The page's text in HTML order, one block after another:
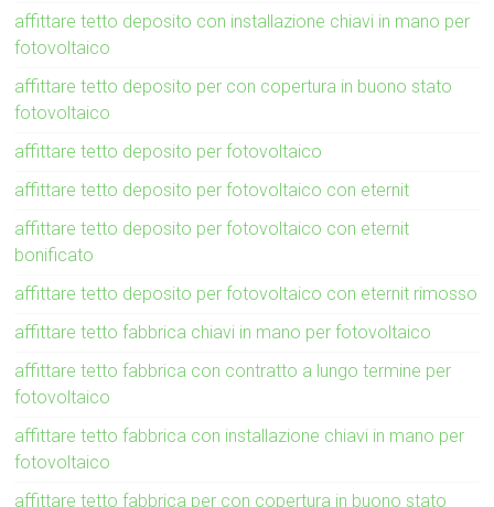
affittare tetto deposito con installazione chiavi in mano per
fotovoltaico
affittare tetto deposito per con copertura in buono stato
fotovoltaico
affittare tetto deposito per fotovoltaico
affittare tetto deposito per fotovoltaico con eternit
affittare tetto deposito per fotovoltaico con eternit
bonificato
affittare tetto deposito per fotovoltaico con eternit rimosso
affittare tetto fabbrica chiavi in mano per fotovoltaico
affittare tetto fabbrica con contratto a lungo termine per
fotovoltaico
affittare tetto fabbrica con installazione chiavi in mano per
fotovoltaico
affittare tetto fabbrica per con copertura in buono stato